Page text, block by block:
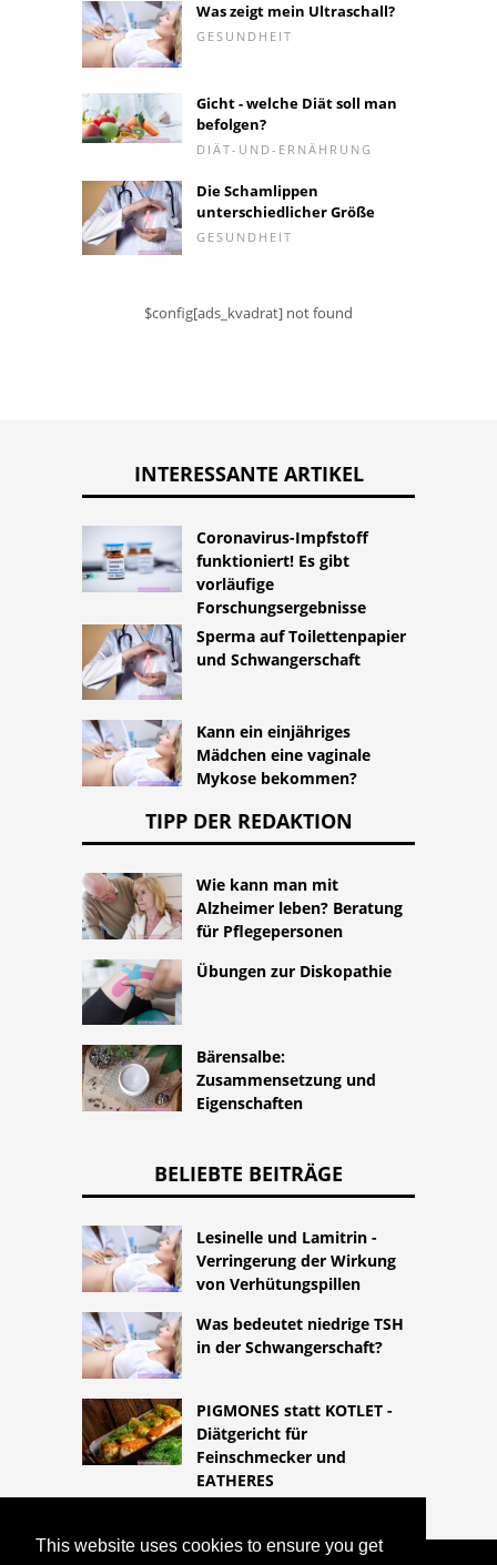
This website uses cookies to ensure you get
Was zeigt mein Ultraschall?
GESUNDHEIT
Gicht - welche Diät soll man
befolgen?
DIÄT-UND-ERNÄHRUNG
Die Schamlippen
unterschiedlicher Größe
GESUNDHEIT
$config[ads_kvadrat] not found
INTERESSANTE ARTIKEL
Coronavirus-Impfstoff
funktioniert! Es gibt
vorläufige
Forschungsergebnisse
Sperma auf Toilettenpapier
und Schwangerschaft
Kann ein einjähriges
Mädchen eine vaginale
Mykose bekommen?
TIPP DER REDAKTION
Wie kann man mit
Alzheimer leben? Beratung
für Pflegepersonen
Übungen zur Diskopathie
Bärensalbe:
Zusammensetzung und
Eigenschaften
BELIEBTE BEITRÄGE
Lesinelle und Lamitrin -
Verringerung der Wirkung
von Verhütungspillen
Was bedeutet niedrige TSH
in der Schwangerschaft?
PIGMONES statt KOTLET -
Diätgericht für
Feinschmecker und
EATHERES